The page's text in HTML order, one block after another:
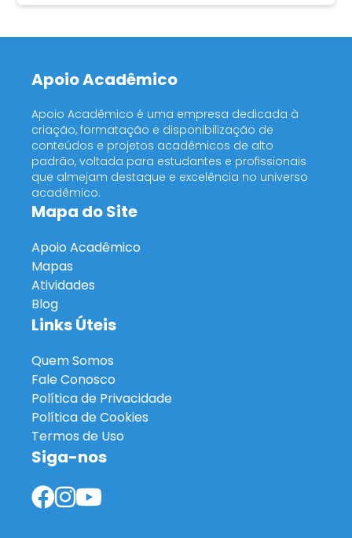
Apoio Acadêmico
Apoio Acadêmico é uma empresa dedicada à
criação, formatação e disponibilização de
conteúdos e projetos acadêmicos de alto
padrão, voltada para estudantes e profissionais
que almejam destaque e excelência no universo
acadêmico.
Mapa do Site
Apoio Acadêmico
Mapas
Atividades
Blog
Links Úteis
Quem Somos
Fale Conosco
Política de Privacidade
Política de Cookies
Termos de Uso
Siga-nos